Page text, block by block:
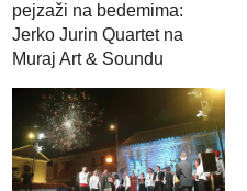
pejzaži na bedemima:
Jerko Jurin Quartet na
Muraj Art & Soundu